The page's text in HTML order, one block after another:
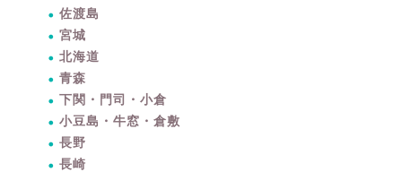
佐渡島
宮城
北海道
青森
下関・門司・小倉
小豆島・牛窓・倉敷
長野
長崎